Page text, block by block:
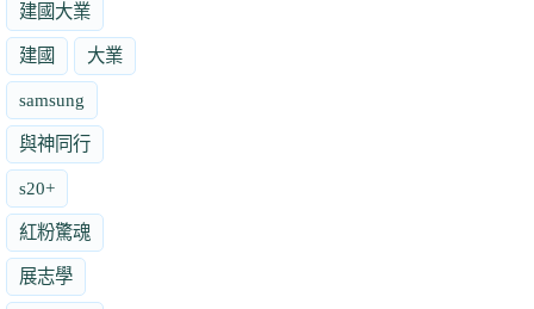
建國大業
建國 大業
samsung
與神同行
s20+
紅粉驚魂
展志學